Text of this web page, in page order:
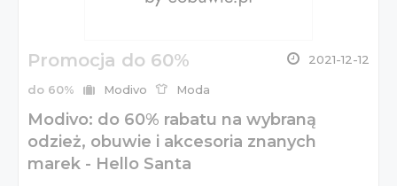
Promocja do 60% 2021-12-12
do 60% Modivo Moda
Modivo: do 60% rabatu na wybraną
odzież, obuwie i akcesoria znanych
marek - Hello Santa